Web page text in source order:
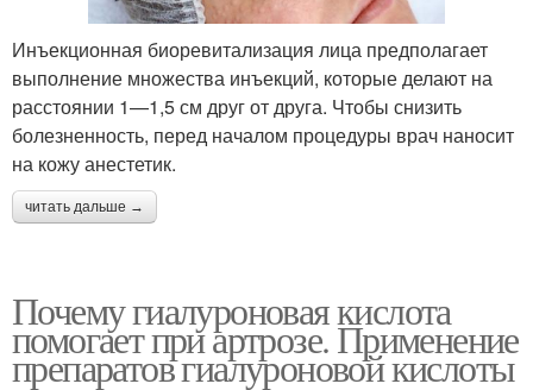
Инъекционная биоревитализация лица предполагает
выполнение множества инъекций, которые делают на
расстоянии 1—1,5 см друг от друга. Чтобы снизить
болезненность, перед началом процедуры врач наносит
на кожу анестетик.
читать дальше →
Почему гиалуроновая кислота
помогает при артрозе. Применение
препаратов гиалуроновой кислоты